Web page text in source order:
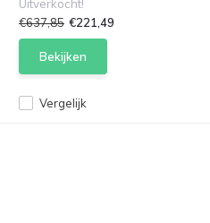
Vergelijk
Uitverkocht!
€637,85 €221,49
Bekijken